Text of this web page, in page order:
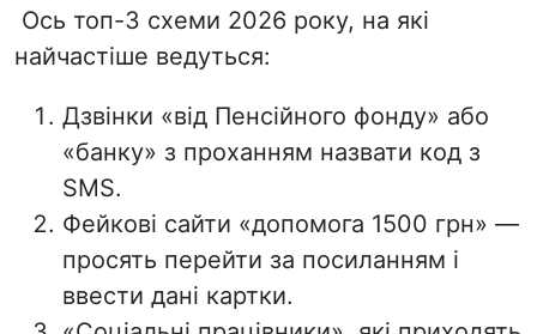
Ось топ-3 схеми 2026 року, на які
найчастіше ведуться:
Дзвінки «від Пенсійного фонду» або
«банку» з проханням назвати код з
SMS.
Фейкові сайти «допомога 1500 грн» —
просять перейти за посиланням і
ввести дані картки.